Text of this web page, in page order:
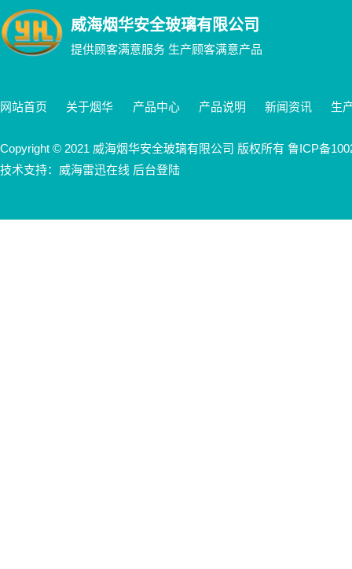
威海烟华安全玻璃有限公司
提供顾客满意服务 生产顾客满意产品
网站首页 关于烟华 产品中心 产品说明 新闻资讯 生
Copyright © 2021 威海烟华安全玻璃有限公司 版权所有 鲁ICP备
技术支持：威海雷迅在线 后台登陆